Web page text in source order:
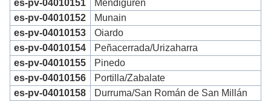
es-pv-04010151
Mendiguren
es-pv-04010152
Munain
es-pv-04010153
Oiardo
es-pv-04010154
Peñacerrada/Urizaharra
es-pv-04010155
Pinedo
es-pv-04010156
Portilla/Zabalate
es-pv-04010158
Durruma/San Román de San Millán